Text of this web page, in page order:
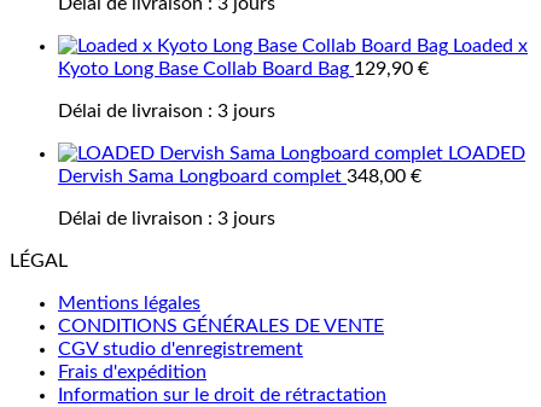
Loaded x
Kyoto Long Base Collab Board Bag 129,90 €
Délai de livraison : 3 jours
LOADED
Dervish Sama Longboard complet 348,00 €
Délai de livraison : 3 jours
LÉGAL
Mentions légales
CONDITIONS GÉNÉRALES DE VENTE
CGV studio d'enregistrement
Frais d'expédition
Information sur le droit de rétractation